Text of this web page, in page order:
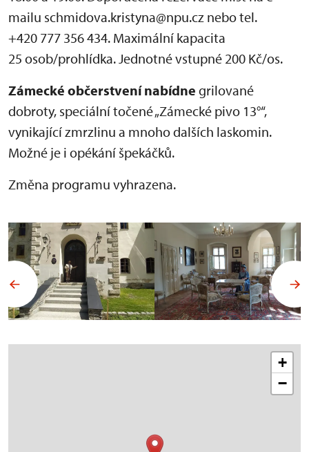
mailu schmidova.kristyna@npu.cz nebo tel.
+420 777 356 434. Maximální kapacita
25 osob/prohlídka. Jednotné vstupné 200 Kč/os.
Zámecké občerstvení nabídne grilované
dobroty, speciální točené „Zámecké pivo 13°“,
vynikající zmrzlinu a mnoho dalších laskomin.
Možné je i opékání špekáčků.
Změna programu vyhrazena.
+
−